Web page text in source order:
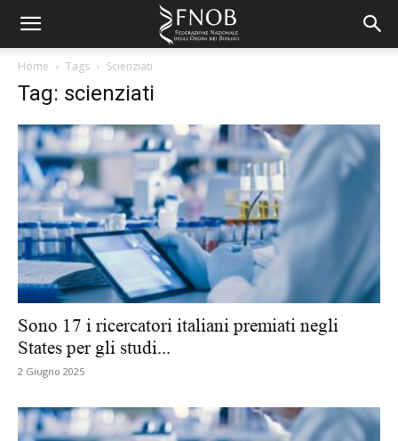
Home Tags Scienziati
Tag: scienziati
Sono 17 i ricercatori italiani premiati negli
States per gli studi...
2 Giugno 2025